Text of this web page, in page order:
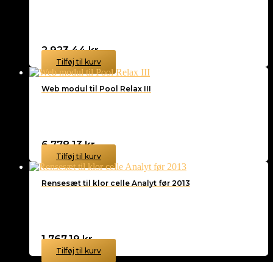
2.923,44kr.
Tilføj til kurv
Web modul til Pool Relax III
6.778,13kr.
Tilføj til kurv
Rensesæt til klor celle Analyt før 2013
1.767,19kr.
Tilføj til kurv